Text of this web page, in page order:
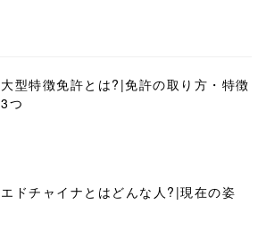
大型特徴免許とは?|免許の取り方・特徴
3つ
エドチャイナとはどんな人?|現在の姿